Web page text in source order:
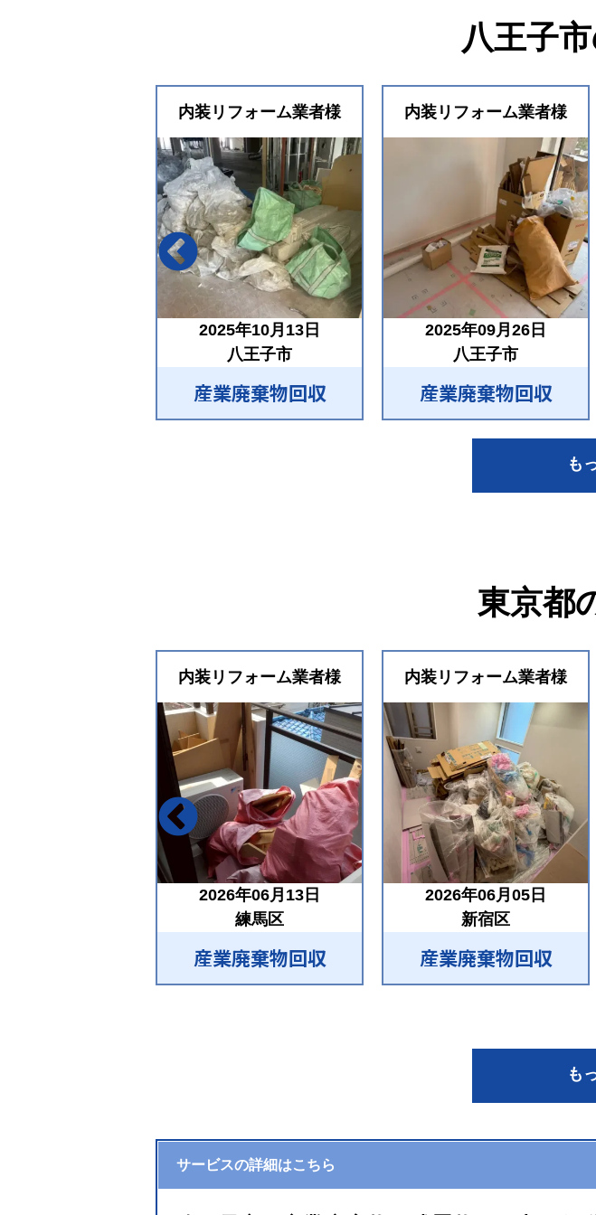
八王子
内装リフォーム業者様
2025年10月13日
八王子市
産業廃棄物回収
内装リフォーム業者様
2025年09月26日
八王子市
産業廃棄物回収
も
東京都
内装リフォーム業者様
2026年06月13日
練馬区
産業廃棄物回収
内装リフォーム業者様
2026年06月05日
新宿区
産業廃棄物回収
も
サービスの詳細はこちら